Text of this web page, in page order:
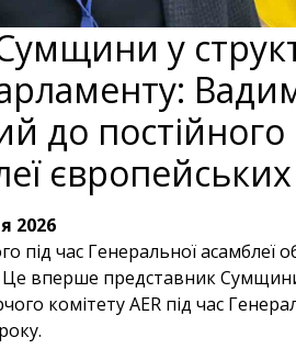
у
до постійного
європейських
2026
під час Генеральної асамблеї
Це вперше представник
комітету AER під час